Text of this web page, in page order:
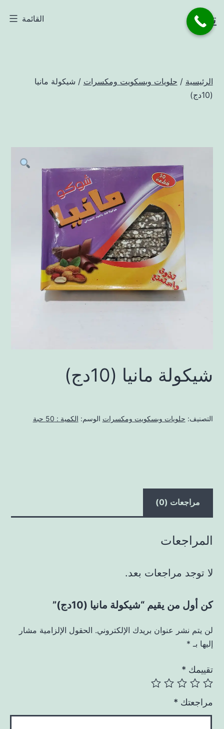
التخطي
إلىتاجر القائمة
الرئيسية / حلويات وبسكويت ومكسرات / شيكولة مانيا
(10دج)
شيكولة مانيا (10دج)
التصنيف: حلويات وبسكويت ومكسرات الوسم: الكمية : 50 حبة
مراجعات (0)
المراجعات
لا توجد مراجعات بعد.
كن أول من يقيم “شيكولة مانيا (10دج)”
لن يتم نشر عنوان بريدك الإلكتروني. الحقول الإلزامية مشار
إليها بـ *
تقييمك *
مراجعتك *